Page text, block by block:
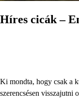
Híres cicák –
Ki mondta, hogy csak a
szerencsésen visszajutni